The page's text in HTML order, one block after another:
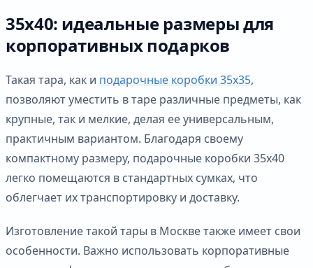
35х40: идеальные размеры для
корпоративных подарков
Такая тара, как и подарочные коробки 35х35,
позволяют уместить в таре различные предметы, как
крупные, так и мелкие, делая ее универсальным,
практичным вариантом. Благодаря своему
компактному размеру, подарочные коробки 35х40
легко помещаются в стандартных сумках, что
облегчает их транспортировку и доставку.
Изготовление такой тары в Москве также имеет свои
особенности. Важно использовать корпоративные